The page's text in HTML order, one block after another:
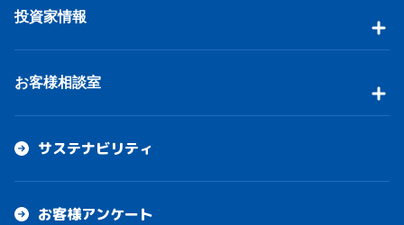
投資家情報
お客様相談室
サステナビリティ
お客様アンケート